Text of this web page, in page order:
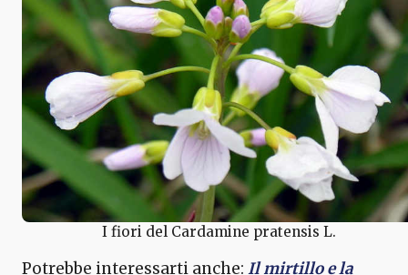
I fiori del Cardamine pratensis L.
Potrebbe interessarti anche: Il mirtillo e la